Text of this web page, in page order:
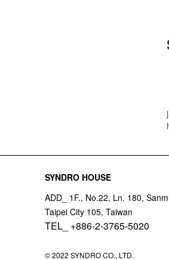
SYNDRO HOUSE
ADD_ 1F., No.22, Ln. 180,
Taipei City 105, Taiwan
TEL_ +886-2-3765-5020
© 2022 SYNDRO CO., LTD.